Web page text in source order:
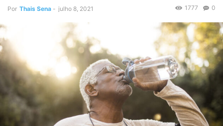
Por Thais Sena - julho 8, 2021 0
1777